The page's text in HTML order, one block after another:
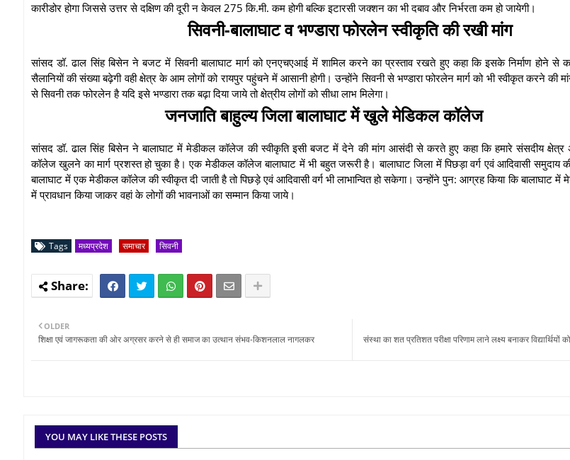
कारीडोर होगा जिससे उत्तर से दक्षिण की दूरी न केवल 275 कि.मी. कम होगी बल्कि इटारसी जक्शन का भी दबाव और निर्भरता कम हो जायेगी।
सिवनी-बालाघाट व भण्डारा फोरलेन स्वीकृति की रखी मांग
सांसद डॉ. ढाल सिंह बिसेन ने बजट में सिवनी बालाघाट मार्ग को एनएचएआई में शामिल करने का प्रस्ताव रखते हुए कहा कि इसके निर्माण होने से
सैलानियों की संख्या बढ़ेगी वही क्षेत्र के आम लोगों को रायपुर पहुंचने में आसानी होगी। उन्होंने सिवनी से भण्डारा फोरलेन मार्ग को भी स्वीकृत करने
से सिवनी तक फोरलेन है यदि इसे भण्डारा तक बढ़ा दिया जाये तो क्षेत्रीय लोगों को सीधा लाभ मिलेगा।
जनजाति बाहुल्य जिला बालाघाट में खुले मेडिकल कॉलेज
सांसद डॉ. ढाल सिंह बिसेन ने बालाघाट में मेडीकल कॉलेज की स्वीकृति इसी बजट में देने की मांग आसंदी से करते हुए कहा कि हमारे संसदीय क्षेत्र
कॉलेज खुलने का मार्ग प्रशस्त हो चुका है। एक मेडीकल कॉलेज बालाघाट में भी बहुत जरूरी है। बालाघाट जिला में पिछड़ा वर्ग एवं आदिवासी समुदाय
बालाघाट में एक मेडीकल कॉलेज की स्वीकृत दी जाती है तो पिछड़े एवं आदिवासी वर्ग भी लाभान्वित हो सकेगा। उन्होंने पुन: आग्रह किया कि
में प्रावधान किया जाकर वहां के लोगों की भावनाओं का सम्मान किया जाये।
Tags मध्यप्रदेश समाचार सिवनी
संस्था का शत प्रतिशत परीक्षा परिणाम लाने लक्ष्य बनाकर
OLDER
शिक्षा एवं जागरूकता की ओर अग्रसर करने से ही समाज का उत्थान संभव-किशनलाल नागलकर
YOU MAY LIKE THESE POSTS